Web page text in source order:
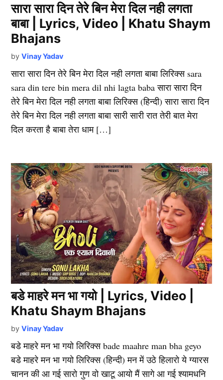
सारा सारा दिन तेरे बिन मेरा दिल नही लगता
बाबा | Lyrics, Video | Khatu Shaym
Bhajans
by Vinay Yadav
सारा सारा दिन तेरे बिन मेरा दिल नही लगता बाबा लिरिक्स sara
sara din tere bin mera dil nhi lagta baba सारा सारा दिन
तेरे बिन मेरा दिल नही लगता बाबा लिरिक्स (हिन्दी) सारा सारा दिन
तेरे बिन मेरा दिल नही लगता बाबा सारी सारी रात तेरी बात मेरा
दिल करता है बाबा तेरा धाम […]
बडे माहरे मन भा गयो | Lyrics, Video |
Khatu Shaym Bhajans
by Vinay Yadav
बडे माहरे मन भा गयो लिरिक्स bade maahre man bha geyo
बडे माहरे मन भा गयो लिरिक्स (हिन्दी) मन में उठे हिलारो ये ग्यारस
चानन की आ गई सारो गुण वो खाटू आयो मैं सागे आ गई श्यामधनि